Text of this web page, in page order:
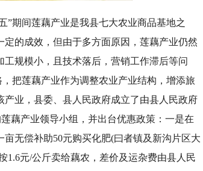
期间莲藕产业是我县七大农业商品基地之
的成效，但由于多方面原因，莲藕产业仍然
规模小，且技术落后，营销工作滞后等问
把莲藕产业作为调整农业产业结构，增添旅
业，县委、县人民政府成立了由县人民政府
藕产业领导小组，并出台优惠政策：一是在
无偿补助50元购买化肥(曰者镇及新沟片区大
1.6元/公斤卖给藕农，差价及运杂费由县人民